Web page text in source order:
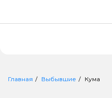
Главная Выбывшие Кума